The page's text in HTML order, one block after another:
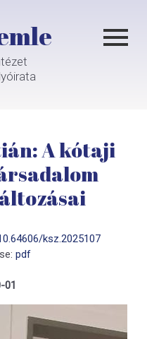
A kótaji
ksz.2025107
pdf
01